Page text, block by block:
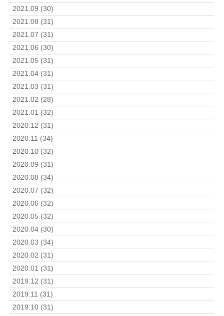
2021.09 (30)
2021.08 (31)
2021.07 (31)
2021.06 (30)
2021.05 (31)
2021.04 (31)
2021.03 (31)
2021.02 (28)
2021.01 (32)
2020.12 (31)
2020.11 (34)
2020.10 (32)
2020.09 (31)
2020.08 (34)
2020.07 (32)
2020.06 (32)
2020.05 (32)
2020.04 (30)
2020.03 (34)
2020.02 (31)
2020.01 (31)
2019.12 (31)
2019.11 (31)
2019.10 (31)